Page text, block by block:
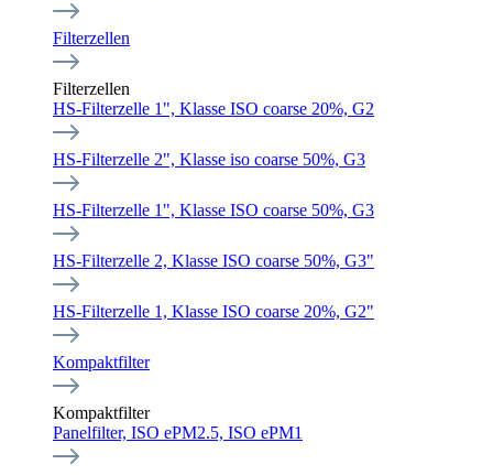
Filterzellen
Filterzellen
HS-Filterzelle 1", Klasse ISO coarse 20%, G2
HS-Filterzelle 2", Klasse iso coarse 50%, G3
HS-Filterzelle 1", Klasse ISO coarse 50%, G3
HS-Filterzelle 2, Klasse ISO coarse 50%, G3"
HS-Filterzelle 1, Klasse ISO coarse 20%, G2"
Kompaktfilter
Kompaktfilter
Panelfilter, ISO ePM2.5, ISO ePM1